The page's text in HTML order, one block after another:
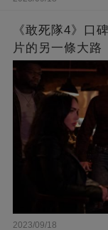
《敢死隊4》口
片的另一條大路
2023/09/18